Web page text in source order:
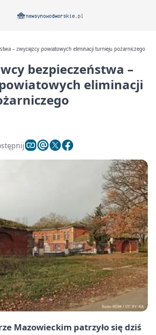
– zwycięzcy powiatowych eliminacji turnieju pożarniczego
bezpieczeństwa –
eliminacji
Mazowieckim patrzyło się dziś